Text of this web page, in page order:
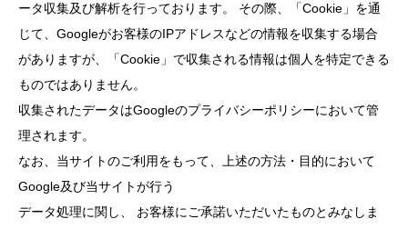
ータ収集及び解析を行っております。 その際、「Cookie」を通
じて、Googleがお客様のIPアドレスなどの情報を収集する場合
がありますが、「Cookie」で収集される情報は個人を特定できる
ものではありません。
収集されたデータはGoogleのプライバシーポリシーにおいて管
理されます。
なお、当サイトのご利用をもって、上述の方法・目的において
Google及び当サイトが行う
データ処理に関し、 お客様にご承諾いただいたものとみなしま